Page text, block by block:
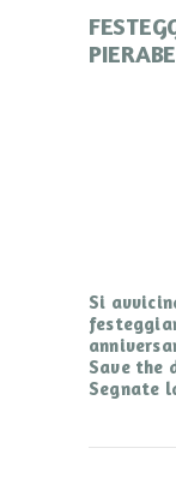
Si
Save the
Segnate